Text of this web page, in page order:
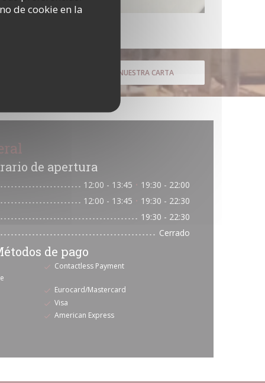
de cookie en la
DESCUBRIR NUESTRA CARTA
de apertura
12:00 - 13:45 • 19:30 - 22:00
12:00 - 13:45 • 19:30 - 22:30
19:30 - 22:30
Cerrado
de pago
Contactless Payment
Eurocard/Mastercard
Visa
American Express